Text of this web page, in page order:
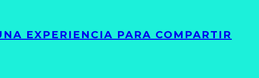
EXPERIENCIA PARA COMPARTIR